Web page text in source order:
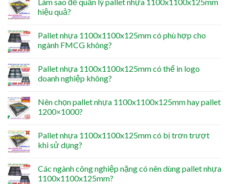
hiệu quả?
Pallet nhựa 1100x1100x125mm có phù hợp cho
ngành FMCG không?
Pallet nhựa 1100x1100x125mm có thể in logo
doanh nghiệp không?
Nên chọn pallet nhựa 1100x1100x125mm hay pallet
1200×1000?
Pallet nhựa 1100x1100x125mm có bị trơn trượt
khi sử dụng?
Các ngành công nghiệp nặng có nên dùng pallet nhựa
1100x1100x125mm?